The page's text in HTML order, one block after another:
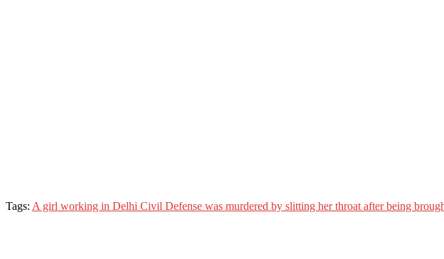
Tags: A girl working in Delhi Civil Defense was murdered by slitting her throat after being